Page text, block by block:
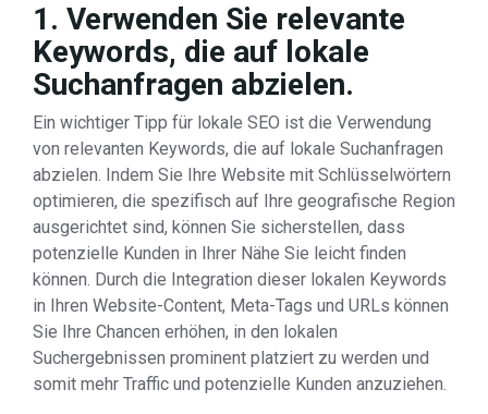
1. Verwenden Sie relevante
Keywords, die auf lokale
Suchanfragen abzielen.
Ein wichtiger Tipp für lokale SEO ist die Verwendung
von relevanten Keywords, die auf lokale Suchanfragen
abzielen. Indem Sie Ihre Website mit Schlüsselwörtern
optimieren, die spezifisch auf Ihre geografische Region
ausgerichtet sind, können Sie sicherstellen, dass
potenzielle Kunden in Ihrer Nähe Sie leicht finden
können. Durch die Integration dieser lokalen Keywords
in Ihren Website-Content, Meta-Tags und URLs können
Sie Ihre Chancen erhöhen, in den lokalen
Suchergebnissen prominent platziert zu werden und
somit mehr Traffic und potenzielle Kunden anzuziehen.